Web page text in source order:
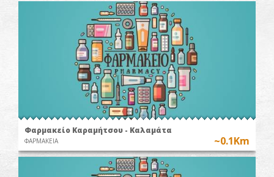
Φαρμακείο Καραμήτσου - Καλαμάτα
ΦΑΡΜΑΚΕΙΑ ~0.1Km